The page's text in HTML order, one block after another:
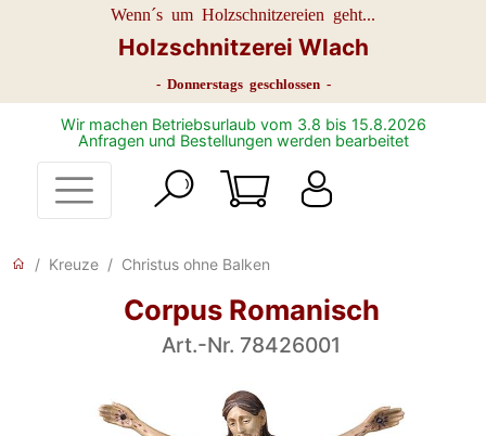
Wenn´s um Holzschnitzereien geht...
Holzschnitzerei Wlach
- Donnerstags geschlossen -
Wir machen Betriebsurlaub vom 3.8 bis 15.8.2026
Anfragen und Bestellungen werden bearbeitet
Kreuze Christus ohne Balken
Corpus Romanisch
Art.-Nr. 78426001